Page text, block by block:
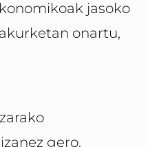
jasoko
onartu,
gero,